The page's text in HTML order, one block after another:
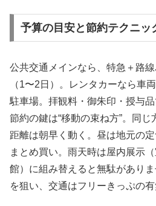
予算の目安と節約テクニッ
公共交通メインなら、特急＋路
（1〜2日）。レンタカーなら車
駐車場。拝観料・御朱印・授与品
節約の鍵は“移動の束ね方”。同
距離は朝早く動く。昼は地元の
まとめ買い。雨天時は屋内展示
館）に組み替えると無駄があり
を狙い、交通はフリーきっぷの有